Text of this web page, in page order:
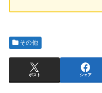
その他
ポスト シェア